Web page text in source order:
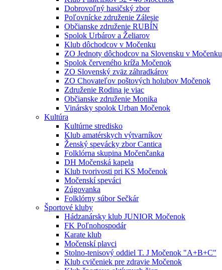
Dobrovoľný hasičský zbor
Poľovnícke združenie Zálesie
Občianske združenie RUBÍN
Spolok Urbárov a Želiarov
Klub dôchodcov v Močenku
ZO Jednoty dôchodcov na Slovensku v Močenku
Spolok červeného kríža Močenok
ZO Slovenský zväz záhradkárov
ZO Chovateľov poštových holubov Močenok
Združenie Rodina je viac
Občianske združenie Monika
Vinársky spolok Urban Močenok
Kultúra
Kultúrne stredisko
Klub amatérskych výtvarníkov
Ženský spevácky zbor Cantica
Folklórna skupina Močenčanka
DH Močenská kapela
Klub tvorivosti pri KS Močenok
Močenskí speváci
Zúgovanka
Folklórny súbor Sečkár
Športové kluby
Hádzanársky klub JUNIOR Močenok
FK Poľnohospodár
Karate klub
Močenskí plavci
Stolno-tenisový oddiel T. J Močenok "A+B+C"
Klub cvičeniek pre zdravie Močenok